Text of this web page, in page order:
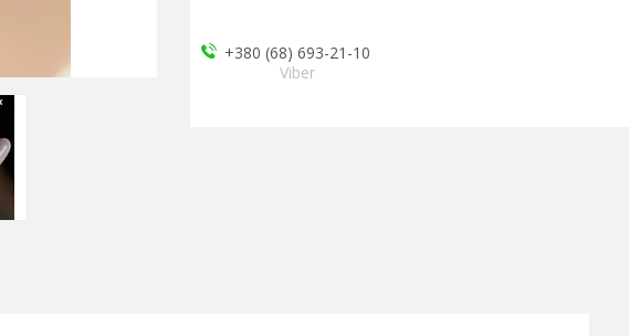
+380 (68) 693-21-10
Viber